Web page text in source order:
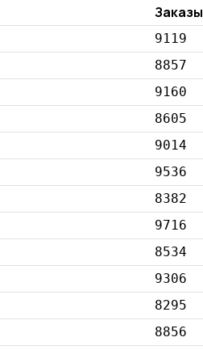
Заказы
9119
8857
9160
8605
9014
9536
8382
9716
8534
9306
8295
8856